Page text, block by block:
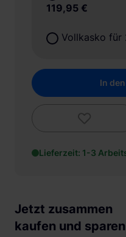
119,95 €
Vollkasko für
In
Lieferzeit: 1-3
Jetzt zusammen
kaufen und sparen